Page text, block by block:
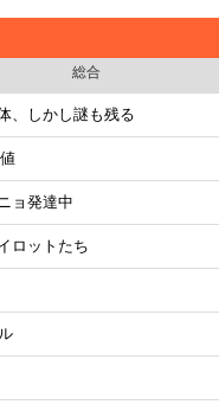
総合
、しかし謎も残る
ョ発達中
ロットたち